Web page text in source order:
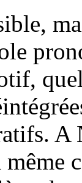
A
même